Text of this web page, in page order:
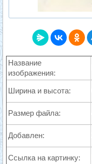
Название
изображения:
Ширина и высота:
Размер файла:
Добавлен:
Ссылка на картинку: